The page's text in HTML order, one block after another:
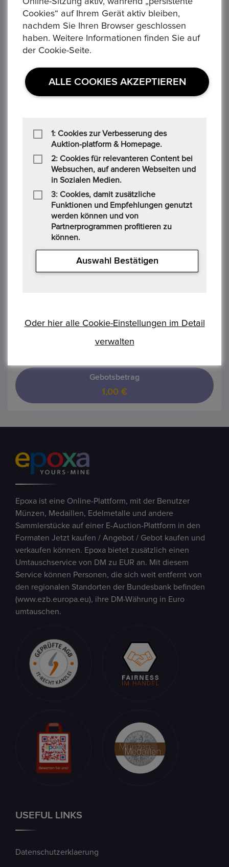
Gebotsbetrag
51,15 €
Gebotsbetrag
R******d
20/10/2025 06:56 PM
Gebotsbetrag
50,00 €
20/10/2025 05:27 PM
Gebotsbetrag
1,00 €
Epoxa ist eine Online-Plattform, mit der Benutzer
Münzen, Medaillen, Edelmetalle und andere
Sammlerstücke auf einer E-Auction-Plattform in den
Formaten Jetzt kaufen / Angebot / Gebot kaufen und
verkaufen können. Epoxa bietet zusätzlich einen
Umtauschservice von DM zu EUR an. Mit diesem
Service können Personen, die sich weit entfernt von
den regionalen Standorten der Bundesbank befinden
(www.ezb.europa.eu), ihre DM-Währung in Euro
umtauschen.
USEFUL LINKS
Datenschutzerklaerung
Cookies“ auf Ihrem Gerät aktiv bleiben,
nachdem Sie Ihren Browser geschlossen
haben. Weitere Informationen finden Sie auf
der Cookie-Seite.
ALLE COOKIES AKZEPTIEREN
1: Cookies zur Verbesserung des
Auktion-platform & Homepage.
2: Cookies für relevanteren Content bei
Websuchen, auf anderen Webseiten und
in Sozialen Medien.
3: Cookies, damit zusätzliche
Funktionen und Empfehlungen genutzt
werden können und von
Partnerprogrammen profitieren zu
können.
Auswahl Bestätigen
Oder hier alle Cookie-Einstellungen im Detail
verwalten